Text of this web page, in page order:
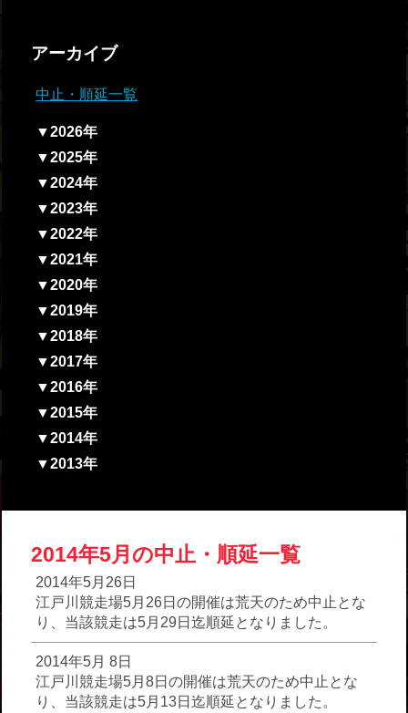
アーカイブ
中止・順延一覧
▼2026年
▼2025年
▼2024年
▼2023年
▼2022年
▼2021年
▼2020年
▼2019年
▼2018年
▼2017年
▼2016年
▼2015年
▼2014年
▼2013年
2014年5月の中止・順延一覧
2014年5月26日
江戸川競走場5月26日の開催は荒天のため中止とな
り、当該競走は5月29日迄順延となりました。
2014年5月 8日
江戸川競走場5月8日の開催は荒天のため中止とな
り、当該競走は5月13日迄順延となりました。